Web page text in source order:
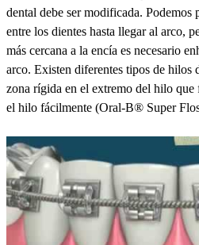
dental debe ser modificada. Podemos
entre los dientes hasta llegar al arco,
más cercana a la encía es necesario
arco. Existen diferentes tipos de hilos
zona rígida en el extremo del hilo que
el hilo fácilmente (Oral-B® Super